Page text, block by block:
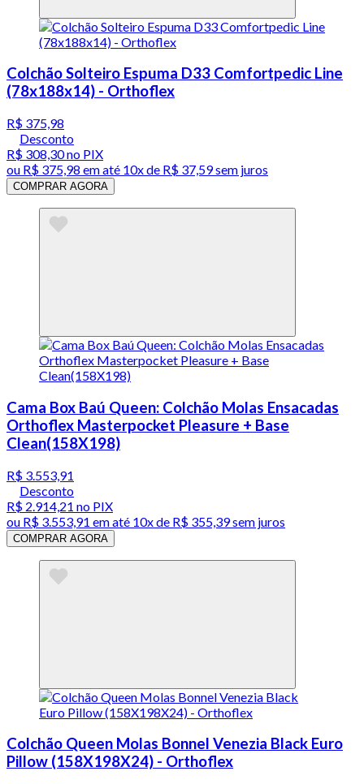
Colchão Solteiro Espuma D33 Comfortpedic Line
(78x188x14) - Orthoflex
R$ 375,98
Desconto
R$ 308,30no PIX
ou R$ 375,98 em até 10x de R$ 37,59 sem juros
COMPRAR AGORA
Cama Box Baú Queen: Colchão Molas Ensacadas
Orthoflex Masterpocket Pleasure + Base
Clean(158X198)
R$ 3.553,91
Desconto
R$ 2.914,21 no PIX
ou R$ 3.553,91 em até 10x de R$ 355,39 sem juros
COMPRAR AGORA
Colchão Queen Molas Bonnel Venezia Black Euro
Pillow (158X198X24) - Orthoflex